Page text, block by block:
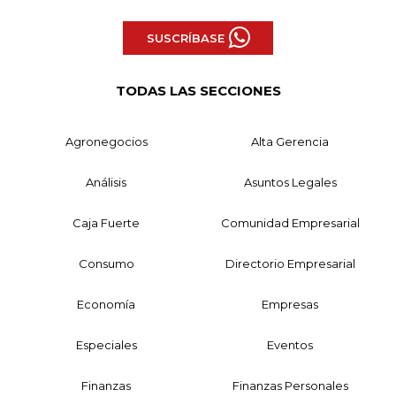
SUSCRÍBASE
TODAS LAS SECCIONES
Agronegocios Alta Gerencia
Análisis Asuntos Legales
Caja Fuerte Comunidad Empresarial
Consumo Directorio Empresarial
Economía Empresas
Especiales Eventos
Finanzas Finanzas Personales